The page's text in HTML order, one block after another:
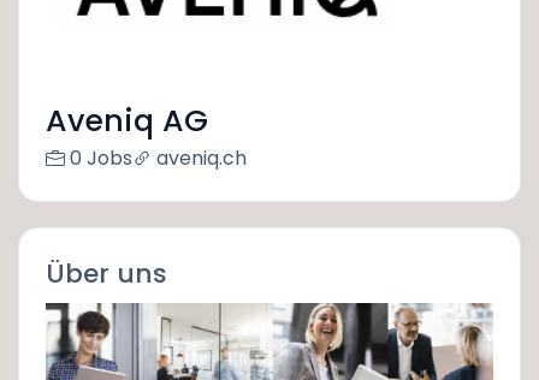
Aveniq AG
0 Jobs aveniq.ch
Über uns